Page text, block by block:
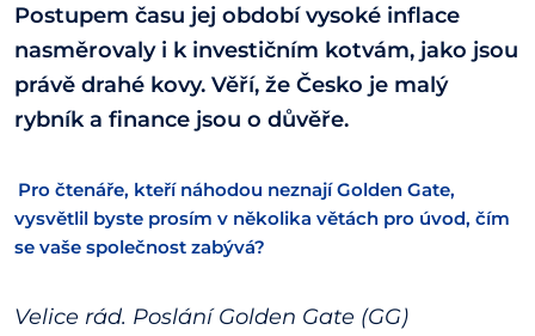
Postupem času jej období vysoké inflace
nasměrovaly i k investičním kotvám, jako jsou
právě drahé kovy. Věří, že Česko je malý
rybník a finance jsou o důvěře.
Pro čtenáře, kteří náhodou neznají Golden Gate,
vysvětlil byste prosím v několika větách pro úvod, čím
se vaše společnost zabývá?
Velice rád. Poslání Golden Gate (GG)